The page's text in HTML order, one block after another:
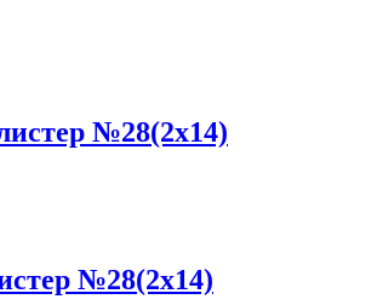
№28(2x14)
№28(2x14)